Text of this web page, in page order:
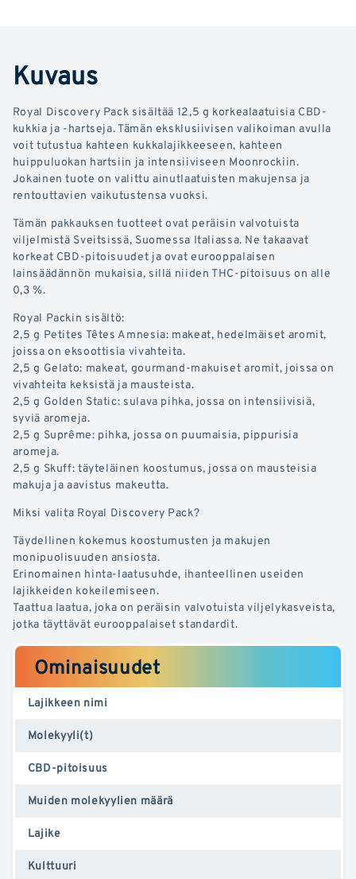
Kuvaus
Royal Discovery Pack sisältää 12,5 g korkealaatuisia CBD-
kukkia ja -hartseja. Tämän eksklusiivisen valikoiman avulla
voit tutustua kahteen kukkalajikkeeseen, kahteen
huippuluokan hartsiin ja intensiiviseen Moonrockiin.
Jokainen tuote on valittu ainutlaatuisten makujensa ja
rentouttavien vaikutustensa vuoksi.
Tämän pakkauksen tuotteet ovat peräisin valvotuista
viljelmistä Sveitsissä, Suomessa Italiassa. Ne takaavat
korkeat CBD-pitoisuudet ja ovat eurooppalaisen
lainsäädännön mukaisia, sillä niiden THC-pitoisuus on alle
0,3 %.
Royal Packin sisältö:
2,5 g Petites Têtes Amnesia: makeat, hedelmäiset aromit,
joissa on eksoottisia vivahteita.
2,5 g Gelato: makeat, gourmand-makuiset aromit, joissa on
vivahteita keksistä ja mausteista.
2,5 g Golden Static: sulava pihka, jossa on intensiivisiä,
syviä aromeja.
2,5 g Suprême: pihka, jossa on puumaisia, pippurisia
aromeja.
2,5 g Skuff: täyteläinen koostumus, jossa on mausteisia
makuja ja aavistus makeutta.
Miksi valita Royal Discovery Pack?
Täydellinen kokemus koostumusten ja makujen
monipuolisuuden ansiosta.
Erinomainen hinta-laatusuhde, ihanteellinen useiden
lajikkeiden kokeilemiseen.
Taattua laatua, joka on peräisin valvotuista viljelykasveista,
jotka täyttävät eurooppalaiset standardit.
Ominaisuudet
Lajikkeen nimi
Molekyyli(t)
CBD-pitoisuus
Muiden molekyylien määrä
Lajike
Kulttuuri